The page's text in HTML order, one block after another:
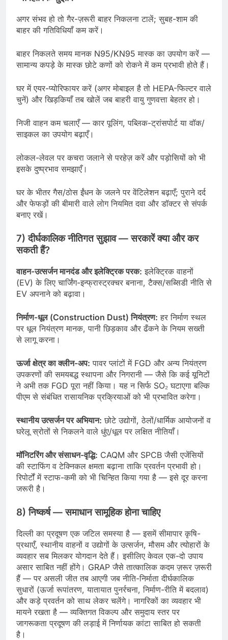
अगर संभव हो तो गैर-ज़रूरी बाहर निकलना टालें; सुबह-शाम की
बाहर की गतिविधियाँ कम करें।
बाहर निकलते समय मानक N95/KN95 मास्क का उपयोग करें —
सामान्य कपड़े के मास्क छोटे कणों को रोकने में कम प्रभावी होते हैं।
घर में एयर-प्योरिफायर करें (अगर मोबाइल है तो HEPA-फिल्टर वाले
चुनें) और खिड़कियाँ तब खोलें जब बाहरी वायु गुणवत्ता बेहतर हो।
निजी वाहन कम चलाएँ — कार पूलिंग, पब्लिक-ट्रांसपोर्ट या वॉक/
साइकल का उपयोग बढ़ाएँ।
लोकल-लेवल पर कचरा जलाने से परहेज़ करें और पड़ोसियों को भी
इसके दुष्प्रभाव समझाएँ।
घर के भीतर गैस/ठोस ईंधन के जलने पर वेंटिलेशन बढ़ाएँ; पुराने दर्द
और फेफड़ों की बीमारी वाले लोग नियमित दवा और डॉक्टर से संपर्क
बनाए रखें।
7) दीर्घकालिक नीतिगत सुझाव — सरकारें क्या और कर
सकती हैं?
वाहन-उत्सर्जन मानदंड और इलेक्ट्रिक परक: इलेक्ट्रिक वाहनों
(EV) के लिए चार्जिंग-इन्फ्रास्ट्रक्चर बनाना, टैक्स/सब्सिडी नीति से
EV अपनाने को बढ़ावा।
निर्माण-धूल (Construction Dust) नियंत्रण: हर निर्माण स्थल
पर धूल नियंत्रण मानक, पानी छिड़काव और ढँकने के नियम सख्ती
से लागू करना।
ऊर्जा क्षेत्र का क्लीन-अप: पावर प्लांटों में FGD और अन्य नियंत्रण
उपकरणों की समयबद्ध स्थापना और निगरानी — जैसे कि कई यूनिटों
ने अभी तक FGD पूरा नहीं किया। यह न सिर्फ SO₂ घटाएगा बल्कि
पीएम से संबंधित रासायनिक प्रक्रियाओं को भी प्रभावित करेगा।
स्थानीय उत्सर्जन पर अभियान: छोटे उद्योगों, ठेलों/धार्मिक आयोजनों व
घरेलू स्रोतों से निकलने वाले धुंए/धूल पर लक्षित नीतियाँ।
मॉनिटरिंग और संसाधन-वृद्धि: CAQM और SPCB जैसी एजेंसियों
की स्टाफिंग व टेक्निकल क्षमता बढ़ाना ताकि प्रवर्तन प्रभावी हो।
रिपोर्टों में स्टाफ-कमी को भी चिन्हित किया गया है — इसे दूर करना
जरूरी है।
8) निष्कर्ष — समाधान सामूहिक होना चाहिए
दिल्ली का प्रदूषण एक जटिल समस्या है — इसमें सीमापार कृषि-
प्रथाएँ, स्थानीय वाहनों व उद्योगों के उत्सर्जन, मौसम और त्योहारों के
व्यवहार सब मिलकर योगदान देते हैं। इसीलिए केवल एक-दो उपाय
असार साबित नहीं होंगे। GRAP जैसे तात्कालिक कदम ज़रूर ज़रूरी
हैं — पर असली जीत तब आएगी जब नीति-निर्माता दीर्घकालिक
सुधारों (ऊर्जा रूपांतरण, यातायात पुनर्रचना, निर्माण-रीति में बदलाव)
और कड़े प्रवर्तन को साथ लेकर चलेंगे। नागरिकों का व्यवहार भी
मायने रखता है — व्यक्तिगत विकल्प और समुदाय स्तर पर
जागरूकता प्रदूषण की लड़ाई में निर्णायक कांटा साबित हो सकती
है।